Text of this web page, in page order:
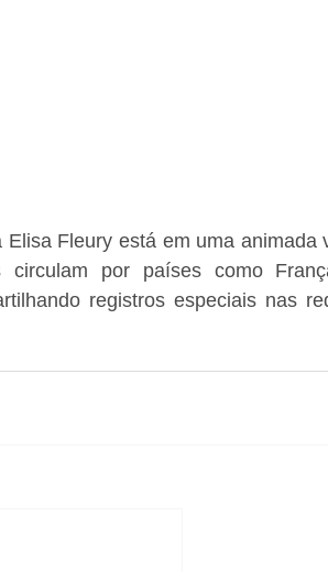
Fleury está em uma animada
circulam por países como
registros especiais nas